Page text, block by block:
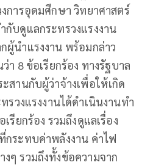
การอุดมศึกษา วิทยาศาสตร์
กับดูแลกระทรวงแรงงาน
ผู้นำแรงงาน พร้อมกล่าว
า 8 ข้อเรียกร้อง ทางรัฐบาล
สานกับผู้ว่าจ้างเพื่อให้เกิด
รวงแรงงานได้ดำเนินงานทำ
รียกร้อง รวมถึงดูแลเรื่อง
ระทบค่าพลังงาน ค่าไฟ
ๆ รวมถึงทั้งข้อความจาก